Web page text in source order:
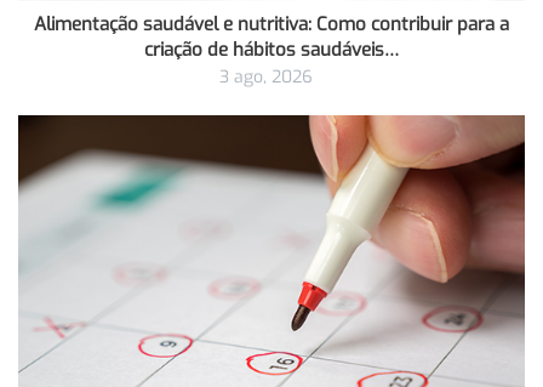
Alimentação saudável e nutritiva: Como contribuir para a
criação de hábitos saudáveis…
3 ago, 2026